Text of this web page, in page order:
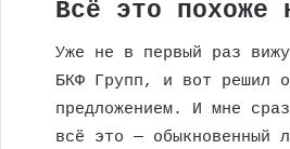
Всё это похоже
Уже не в первый раз
БКФ Групп, и вот решил
предложением. И мне
всё это — обыкновенный